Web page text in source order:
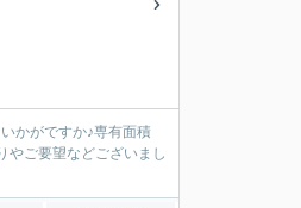
かがですか♪専有面積
やご要望などございまし